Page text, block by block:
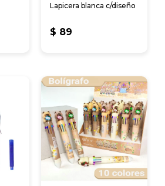
Lapicera blanca c/diseño
$ 89